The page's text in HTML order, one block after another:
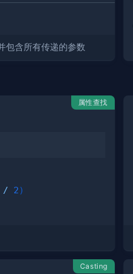
包含所有传递的参数
属性查找
/ 2)
Casting